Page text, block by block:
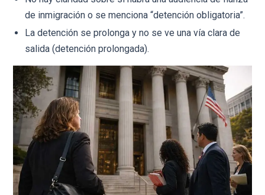
de inmigración o se menciona “detención obligatoria”.
La detención se prolonga y no se ve una vía clara de
salida (detención prolongada).